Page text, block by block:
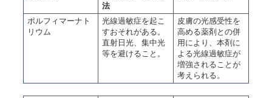
法
ポルフィマーナト
リウム
光線過敏症を起こ
すおそれがある。
直射日光、集中光
等を避けること。
皮膚の光感受性を
高める薬剤との併
用により、本剤に
よる光線過敏症が
増強されることが
考えられる。